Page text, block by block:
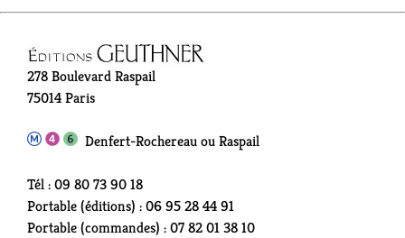
278 Boulevard Raspail
75014 Paris
Denfert-Rochereau ou Raspail
Tél : 09 80 73 90 18
Portable (éditions) : 06 95 28 44 91
Portable (commandes) : 07 82 01 38 10